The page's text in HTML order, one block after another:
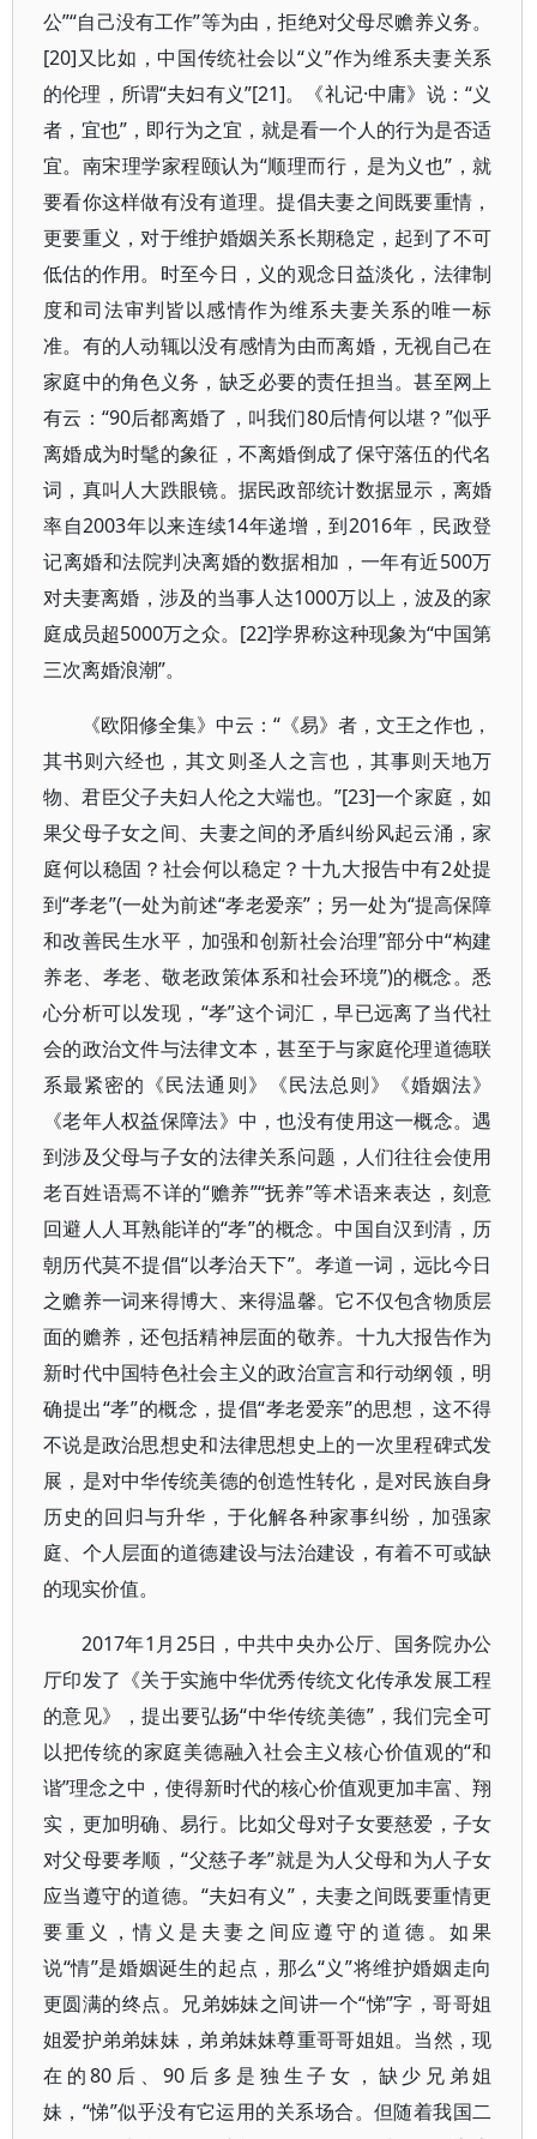
公”“自己没有工作”等为由，拒绝对父母尽赡养义务。
[20]又比如，中国传统社会以“义”作为维系夫妻关系
的伦理，所谓“夫妇有义”[21]。《礼记·中庸》说：“义
者，宜也”，即行为之宜，就是看一个人的行为是否适
宜。南宋理学家程颐认为“顺理而行，是为义也”，就
要看你这样做有没有道理。提倡夫妻之间既要重情，
更要重义，对于维护婚姻关系长期稳定，起到了不可
低估的作用。时至今日，义的观念日益淡化，法律制
度和司法审判皆以感情作为维系夫妻关系的唯一标
准。有的人动辄以没有感情为由而离婚，无视自己在
家庭中的角色义务，缺乏必要的责任担当。甚至网上
有云：“90后都离婚了，叫我们80后情何以堪？”似乎
离婚成为时髦的象征，不离婚倒成了保守落伍的代名
词，真叫人大跌眼镜。据民政部统计数据显示，离婚
率自2003年以来连续14年递增，到2016年，民政登
记离婚和法院判决离婚的数据相加，一年有近500万
对夫妻离婚，涉及的当事人达1000万以上，波及的家
庭成员超5000万之众。[22]学界称这种现象为“中国第
三次离婚浪潮”。
《欧阳修全集》中云：“《易》者，文王之作也，
其书则六经也，其文则圣人之言也，其事则天地万
物、君臣父子夫妇人伦之大端也。”[23]一个家庭，如
果父母子女之间、夫妻之间的矛盾纠纷风起云涌，家
庭何以稳固？社会何以稳定？十九大报告中有2处提
到“孝老”(一处为前述“孝老爱亲”；另一处为“提高保障
和改善民生水平，加强和创新社会治理”部分中“构建
养老、孝老、敬老政策体系和社会环境”)的概念。悉
心分析可以发现，“孝”这个词汇，早已远离了当代社
会的政治文件与法律文本，甚至于与家庭伦理道德联
系最紧密的《民法通则》《民法总则》《婚姻法》
《老年人权益保障法》中，也没有使用这一概念。遇
到涉及父母与子女的法律关系问题，人们往往会使用
老百姓语焉不详的“赡养”“抚养”等术语来表达，刻意
回避人人耳熟能详的“孝”的概念。中国自汉到清，历
朝历代莫不提倡“以孝治天下”。孝道一词，远比今日
之赡养一词来得博大、来得温馨。它不仅包含物质层
面的赡养，还包括精神层面的敬养。十九大报告作为
新时代中国特色社会主义的政治宣言和行动纲领，明
确提出“孝”的概念，提倡“孝老爱亲”的思想，这不得
不说是政治思想史和法律思想史上的一次里程碑式发
展，是对中华传统美德的创造性转化，是对民族自身
历史的回归与升华，于化解各种家事纠纷，加强家
庭、个人层面的道德建设与法治建设，有着不可或缺
的现实价值。
2017年1月25日，中共中央办公厅、国务院办公
厅印发了《关于实施中华优秀传统文化传承发展工程
的意见》，提出要弘扬“中华传统美德”，我们完全可
以把传统的家庭美德融入社会主义核心价值观的“和
谐”理念之中，使得新时代的核心价值观更加丰富、翔
实，更加明确、易行。比如父母对子女要慈爱，子女
对父母要孝顺，“父慈子孝”就是为人父母和为人子女
应当遵守的道德。“夫妇有义”，夫妻之间既要重情更
要重义，情义是夫妻之间应遵守的道德。如果
说“情”是婚姻诞生的起点，那么“义”将维护婚姻走向
更圆满的终点。兄弟姊妹之间讲一个“悌”字，哥哥姐
姐爱护弟弟妹妹，弟弟妹妹尊重哥哥姐姐。当然，现
在的80后、90后多是独生子女，缺少兄弟姐
妹，“悌”似乎没有它运用的关系场合。但随着我国二